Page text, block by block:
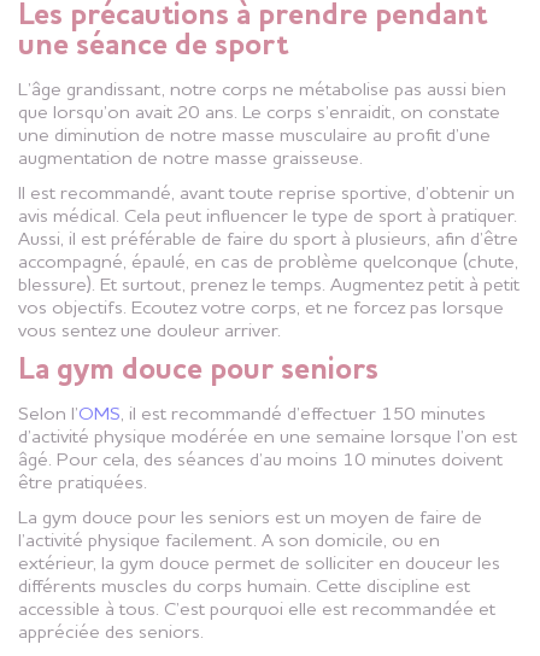
Les précautions à prendre pendant
une séance de sport
L’âge grandissant, notre corps ne métabolise pas aussi bien
que lorsqu’on avait 20 ans. Le corps s’enraidit, on constate
une diminution de notre masse musculaire au profit d’une
augmentation de notre masse graisseuse.
Il est recommandé, avant toute reprise sportive, d’obtenir un
avis médical. Cela peut influencer le type de sport à pratiquer.
Aussi, il est préférable de faire du sport à plusieurs, afin d’être
accompagné, épaulé, en cas de problème quelconque (chute,
blessure). Et surtout, prenez le temps. Augmentez petit à petit
vos objectifs. Ecoutez votre corps, et ne forcez pas lorsque
vous sentez une douleur arriver.
La gym douce pour seniors
Selon l’OMS, il est recommandé d’effectuer 150 minutes
d’activité physique modérée en une semaine lorsque l’on est
âgé. Pour cela, des séances d’au moins 10 minutes doivent
être pratiquées.
La gym douce pour les seniors est un moyen de faire de
l’activité physique facilement. A son domicile, ou en
extérieur, la gym douce permet de solliciter en douceur les
différents muscles du corps humain. Cette discipline est
accessible à tous. C’est pourquoi elle est recommandée et
appréciée des seniors.